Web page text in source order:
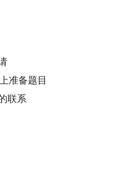
准备题目
联系